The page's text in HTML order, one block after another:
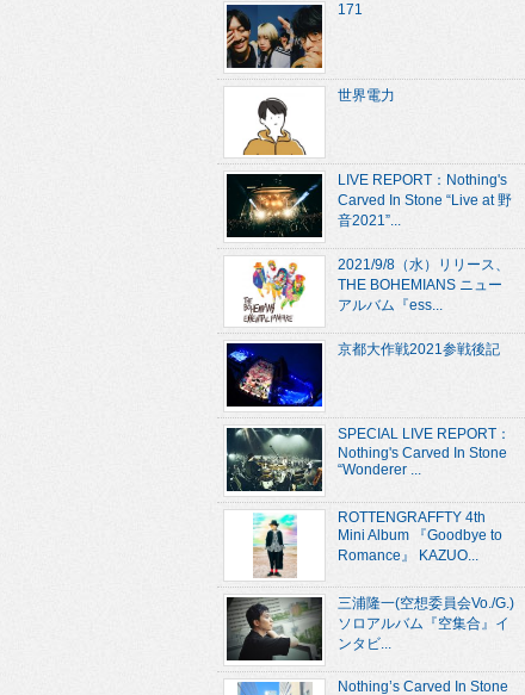
171
世界電力
LIVE REPORT：Nothing's
Carved In Stone “Live at 野
音2021”...
2021/9/8（水）リリース、
THE BOHEMIANS ニュー
アルバム『ess...
京都大作戦2021参戦後記
SPECIAL LIVE REPORT：
Nothing's Carved In Stone
“Wonderer ...
ROTTENGRAFFTY 4th
Mini Album 『Goodbye to
Romance』 KAZUO...
三浦隆一(空想委員会Vo./G.)
ソロアルバム『空集合』イ
ンタビ...
Nothing’s Carved In Stone